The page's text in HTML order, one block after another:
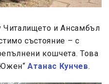
Читалището и Ансамбъл
състояние – с
кошчета. Това
Атанас Кунчев.